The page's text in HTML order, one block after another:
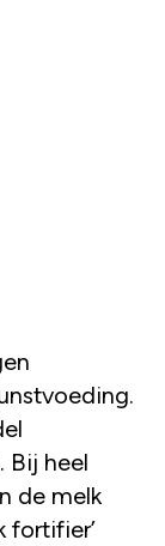
Bij heel
de melk
fortifier’